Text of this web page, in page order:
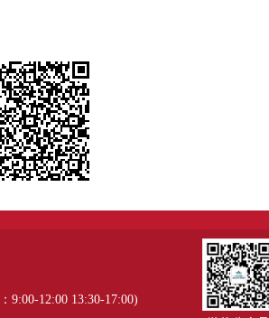
9:00-12:00 13:30-17:00)